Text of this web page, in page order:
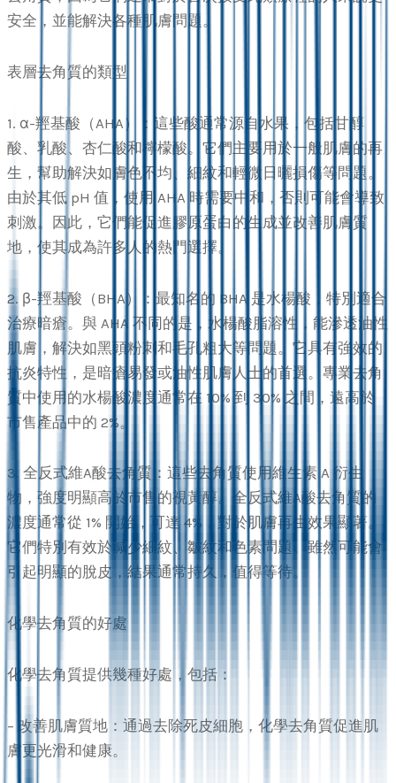
安全，並能解決各種肌膚問題。
表層去角質的類型
1. α-羥基酸（AHA）：這些酸通常源自水果，包括甘醇
酸、乳酸、杏仁酸和檸檬酸。它們主要用於一般肌膚的再
生，幫助解決如膚色不均、細紋和輕微日曬損傷等問題。
由於其低 pH 值，使用 AHA 時需要中和，否則可能會導致
刺激。因此，它們能促進膠原蛋白的生成並改善肌膚質
地，使其成為許多人的熱門選擇。
2. β-羥基酸（BHA）：最知名的 BHA 是水楊酸，特別適合
治療暗瘡。與 AHA 不同的是，水楊酸脂溶性，能滲透油性
肌膚，解決如黑頭粉刺和毛孔粗大等問題。它具有強效的
抗炎特性，是暗瘡易發或油性肌膚人士的首選。專業去角
質中使用的水楊酸濃度通常在 10% 到 30% 之間，遠高於
市售產品中的 2%。
3. 全反式維A酸去角質：這些去角質使用維生素 A 衍生
物，強度明顯高於市售的視黃醇。全反式維A酸去角質的
濃度通常從 1% 開始，可達 4%，對於肌膚再生效果顯著。
它們特別有效於減少細紋、皺紋和色素問題。雖然可能會
引起明顯的脫皮，結果通常持久，值得等待。
化學去角質的好處
化學去角質提供幾種好處，包括：
– 改善肌膚質地：通過去除死皮細胞，化學去角質促進肌
膚更光滑和健康。